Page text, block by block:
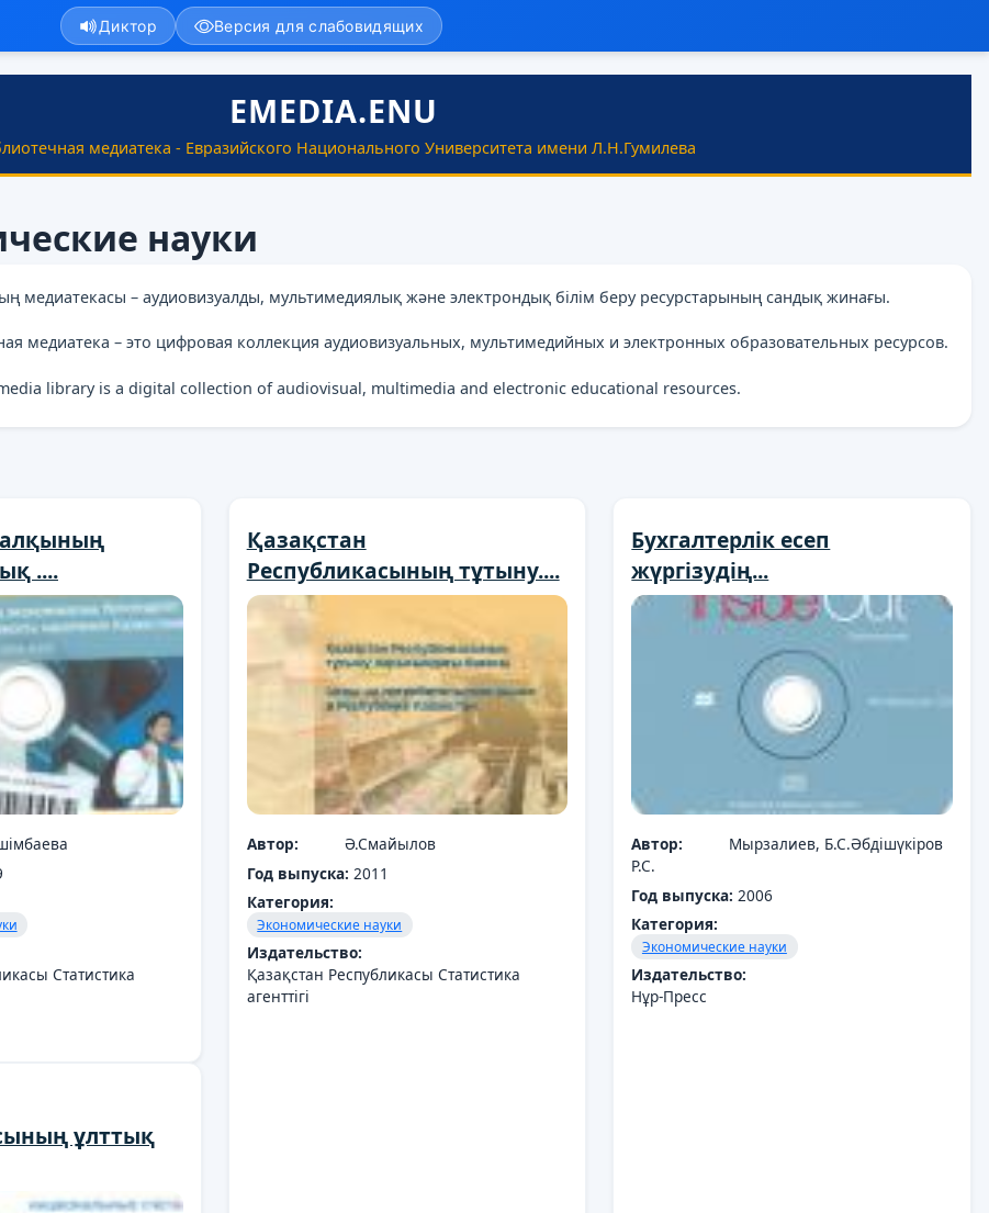
EMEDIA.ENU
медиатека - Евразийского Национального Университета имени Л.Н.Гумилева
Диктор Версия для слабовидящих
науки
медиатекасы – аудиовизуалды, мультимедиялық және электрондық білім беру ресурстарының сандық жинағы.
медиатека – это цифровая коллекция аудиовизуальных, мультимедийных и электронных образовательных ресурсов.
library is a digital collection of audiovisual, multimedia and electronic educational resources.
....
Статистика
ұлттық
Қазақстан
Республикасының тұтыну....
Автор:
Ә.Смайылов
Год выпуска: 2011
Категория:
Экономические науки
Издательство:
Қазақстан Республикасы Статистика
агенттігі
Бухгалтерлік есеп
жүргізудің...
Автор:
Мырзалиев, Б.С.Әбдішүкіров
Р.С.
Год выпуска: 2006
Категория:
Экономические науки
Издательство:
Нұр-Пресс